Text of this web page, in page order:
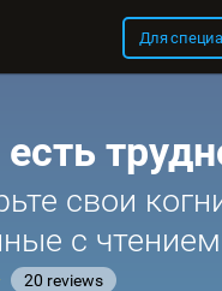
Для
свои
с чтением
20 reviews